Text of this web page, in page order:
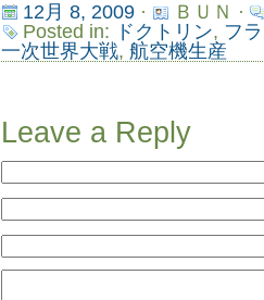
12月 8, 2009·
ＢＵＮ ·
Posted in:
ドクトリン, フ
一次世界大戦, 航空機生産
Leave a Reply